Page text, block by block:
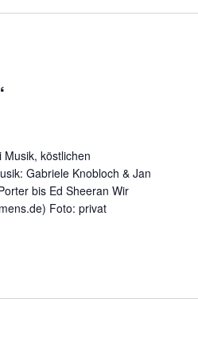
köstlichen
Gabriele Knobloch & Jan
bis Ed Sheeran Wir
Foto: privat